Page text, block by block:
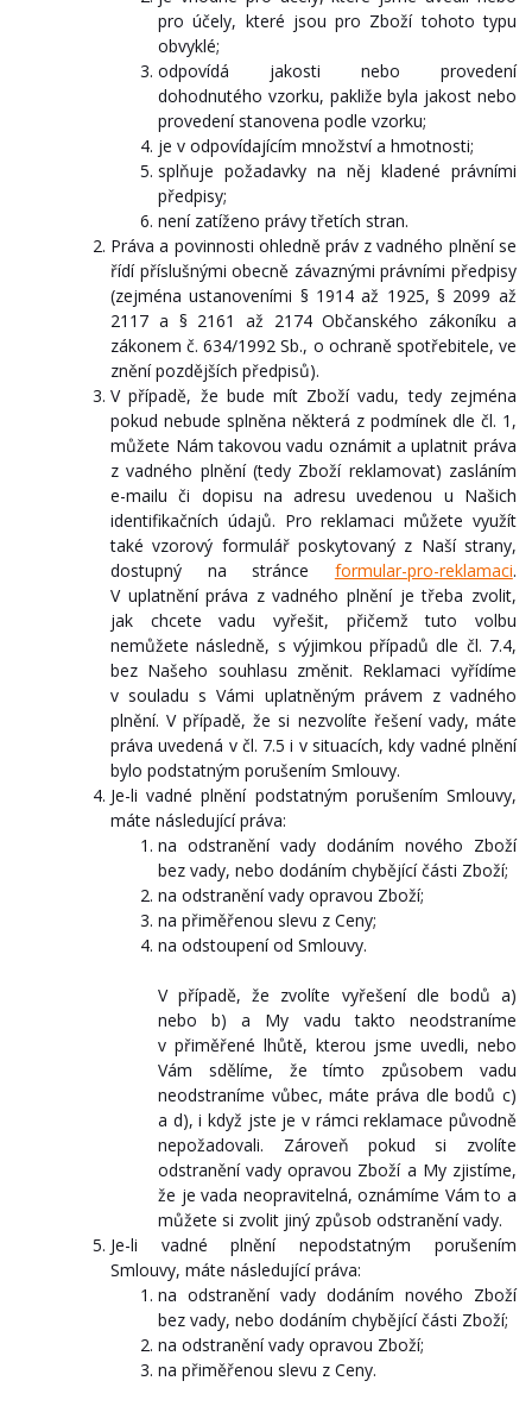
pro účely, které jsou pro Zboží tohoto typu
obvyklé;
odpovídá jakosti nebo provedení
dohodnutého vzorku, pakliže byla jakost nebo
provedení stanovena podle vzorku;
je v odpovídajícím množství a hmotnosti;
splňuje požadavky na něj kladené právními
předpisy;
není zatíženo právy třetích stran.
Práva a povinnosti ohledně práv z vadného plnění se
řídí příslušnými obecně závaznými právními předpisy
(zejména ustanoveními § 1914 až 1925, § 2099 až
2117 a § 2161 až 2174 Občanského zákoníku a
zákonem č. 634/1992 Sb., o ochraně spotřebitele, ve
znění pozdějších předpisů).
V případě, že bude mít Zboží vadu, tedy zejména
pokud nebude splněna některá z podmínek dle čl. 1,
můžete Nám takovou vadu oznámit a uplatnit práva
z vadného plnění (tedy Zboží reklamovat) zasláním
e-mailu či dopisu na adresu uvedenou u Našich
identifikačních údajů. Pro reklamaci můžete využít
také vzorový formulář poskytovaný z Naší strany,
dostupný na stránce formular-pro-reklamaci.
V uplatnění práva z vadného plnění je třeba zvolit,
jak chcete vadu vyřešit, přičemž tuto volbu
nemůžete následně, s výjimkou případů dle čl. 7.4,
bez Našeho souhlasu změnit. Reklamaci vyřídíme
v souladu s Vámi uplatněným právem z vadného
plnění. V případě, že si nezvolíte řešení vady, máte
práva uvedená v čl. 7.5 i v situacích, kdy vadné plnění
bylo podstatným porušením Smlouvy.
Je-li vadné plnění podstatným porušením Smlouvy,
máte následující práva:
na odstranění vady dodáním nového Zboží
bez vady, nebo dodáním chybějící části Zboží;
na odstranění vady opravou Zboží;
na přiměřenou slevu z Ceny;
na odstoupení od Smlouvy.
V případě, že zvolíte vyřešení dle bodů a)
nebo b) a My vadu takto neodstraníme
v přiměřené lhůtě, kterou jsme uvedli, nebo
Vám sdělíme, že tímto způsobem vadu
neodstraníme vůbec, máte práva dle bodů c)
a d), i když jste je v rámci reklamace původně
nepožadovali. Zároveň pokud si zvolíte
odstranění vady opravou Zboží a My zjistíme,
že je vada neopravitelná, oznámíme Vám to a
můžete si zvolit jiný způsob odstranění vady.
Je-li vadné plnění nepodstatným porušením
Smlouvy, máte následující práva:
na odstranění vady dodáním nového Zboží
bez vady, nebo dodáním chybějící části Zboží;
na odstranění vady opravou Zboží;
na přiměřenou slevu z Ceny.